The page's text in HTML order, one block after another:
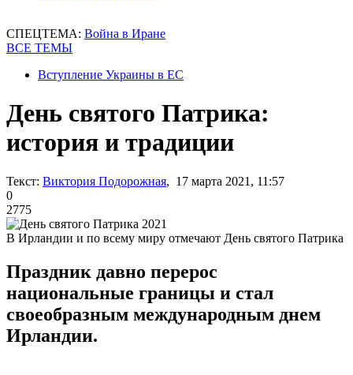
СПЕЦТЕМА: Война в Иране
ВСЕ ТЕМЫ
Вступление Украины в ЕС
День святого Патрика:
история и традиции
Текст: Виктория Подорожная, 17 марта 2021, 11:57
0
2775
В Ирландии и по всему миру отмечают День святого Патрика
Праздник давно перерос
национальные границы и стал
своеобразным международным днем
Ирландии.